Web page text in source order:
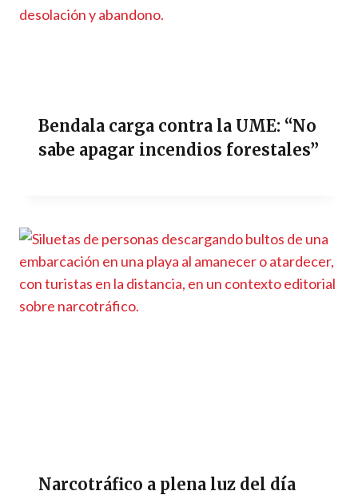
Bendala carga contra la UME: “No
sabe apagar incendios forestales”
Narcotráfico a plena luz del día